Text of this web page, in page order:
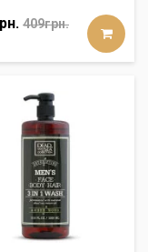
409грн.